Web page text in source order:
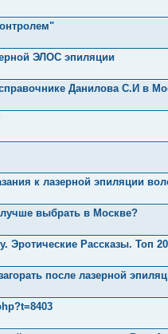
ЭЛОС эпиляции
Данилова С.И в
к лазерной эпиляции
выбрать в Москве?
Эротические Рассказы. Топ
после лазерной